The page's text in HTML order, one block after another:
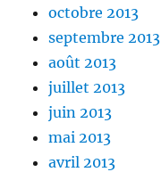
octobre 2013
septembre 2013
août 2013
juillet 2013
juin 2013
mai 2013
avril 2013